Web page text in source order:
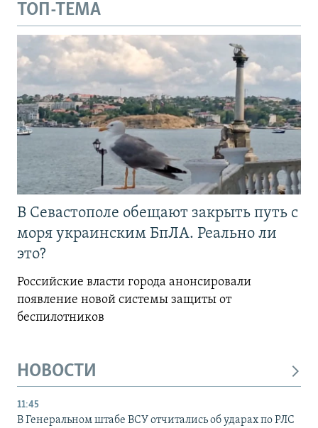
ТОП-ТЕМА
В Севастополе обещают закрыть путь с
моря украинским БпЛА. Реально ли
это?
Российские власти города анонсировали
появление новой системы защиты от
беспилотников
НОВОСТИ
11:45
В Генеральном штабе ВСУ отчитались об ударах по РЛС